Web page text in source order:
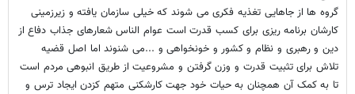
گروه ها از جاهایی تغذیه فکری می شوند که خیلی سازمان یافته و زیرزمینی
کارشان برنامه ریزی برای کسب قدرت است عوام الناس شعارهای جذاب دفاع از
دین و رهبری و نظام و کشور و خونخواهی و ...می شنوند اما اصل قضیه
تلاش برای تثبیت قدرت و وزن گرفتن و مشروعیت از طریق انبوهی مردم است
تا به کمک آن همچنان به حیات خود جهت کارشکنی متهم کزدن ایجاد ترس و